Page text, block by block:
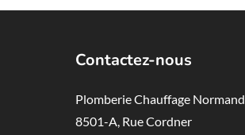
Contactez-nous
Plomberie Chauffage Normand
8501-A, Rue Cordner